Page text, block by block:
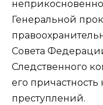
Генеральной
Совета
Следственного
его
преступлений.